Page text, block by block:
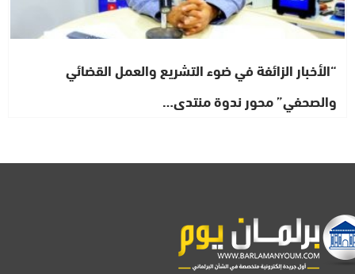
“الأخبار الزائفة في ضوء التشريع والعمل القضائي
والصحفي” محور ندوة منتدى…